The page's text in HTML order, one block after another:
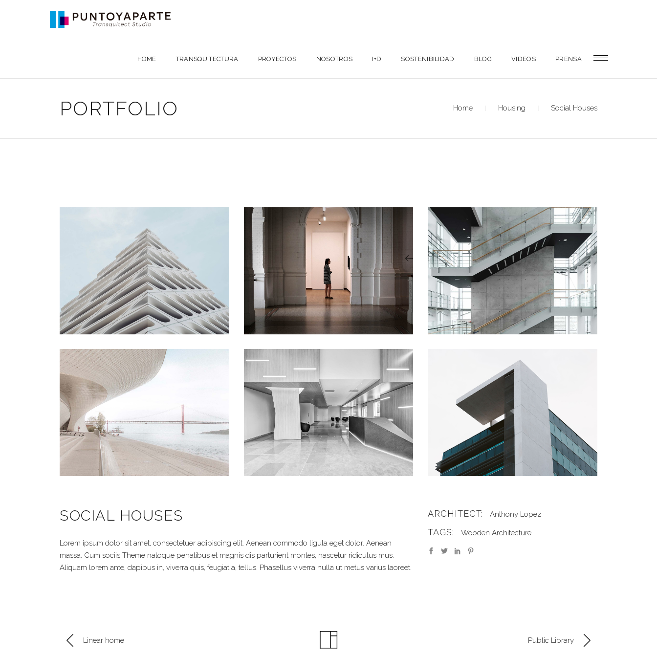
HOME TRANSQUITECTURA PROYECTOS NOSOTROS I+D SOSTENIBILIDAD BLOG VIDEOS PRENSA
PORTFOLIO Home Housing Social Houses
SOCIAL HOUSES
Lorem ipsum dolor sit amet, consectetuer adipiscing elit. Aenean commodo ligula eget dolor. Aenean
massa. Cum sociis Theme natoque penatibus et magnis dis parturient montes, nascetur ridiculus mus.
Aliquam lorem ante, dapibus in, viverra quis, feugiat a, tellus. Phasellus viverra nulla ut metus varius laoreet.
ARCHITECT: Anthony Lopez
TAGS: Wooden Architecture
Linear home Public Library